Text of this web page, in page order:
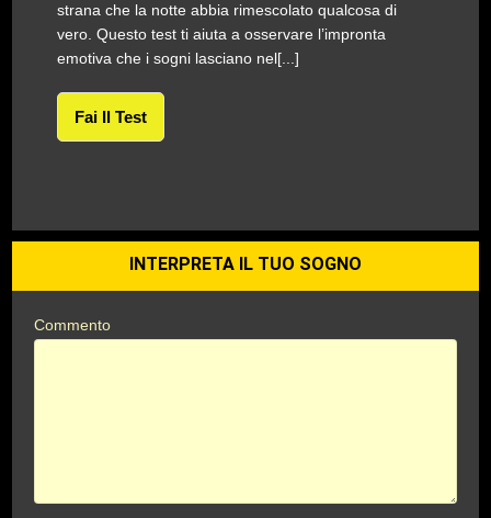
strana che la notte abbia rimescolato qualcosa di
vero. Questo test ti aiuta a osservare l’impronta
emotiva che i sogni lasciano nel[...]
Fai Il Test
INTERPRETA IL TUO SOGNO
Commento